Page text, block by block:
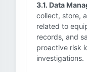
3.1. Data
collect, store,
related to
records, and
proactive risk
investigations.